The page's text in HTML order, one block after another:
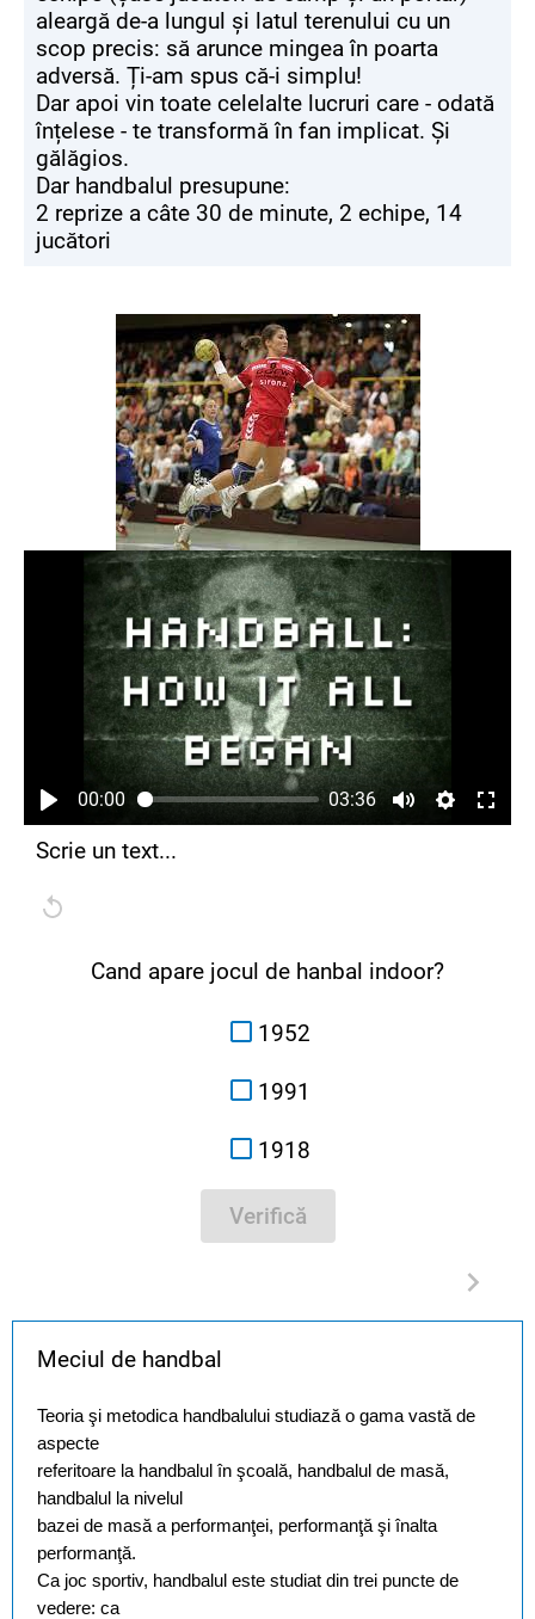
aleargă de-a lungul și latul terenului cu un
scop precis: să arunce mingea în poarta
adversă. Ți-am spus că-i simplu!
Dar apoi vin toate celelalte lucruri care - odată
înțelese - te transformă în fan implicat. Și
gălăgios.
Dar handbalul presupune:
2 reprize a câte 30 de minute, 2 echipe, 14
jucători
00:00 03:36
Scrie un text...
Cand apare jocul de hanbal indoor?
1952
1991
1918
Verifică
Meciul de handbal
Teoria şi metodica handbalului studiază o gama vastă de
aspecte
referitoare la handbalul în şcoală, handbalul de masă,
handbalul la nivelul
bazei de masă a performanţei, performanţă şi înalta
performanţă.
Ca joc sportiv, handbalul este studiat din trei puncte de
vedere: ca